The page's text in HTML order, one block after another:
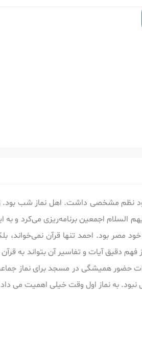
نظم مشخصی داشت. اهل نماز شب
السلام اجمعین برنامه‌ریزی می‌کرد و به
بود. احمد تنها قرآن نمی‌خواند،
دقیق آیات و تفاسیر آن بتواند به قرآن
حضور همیشگی در مسجد برای نماز
به نماز اول وقت خیلی اهمیت می